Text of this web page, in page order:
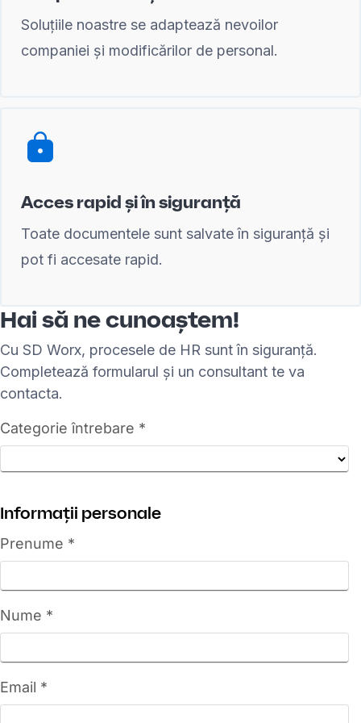
Soluțiile noastre se adaptează nevoilor
companiei și modificărilor de personal.
Acces rapid și în siguranță
Toate documentele sunt salvate în siguranță și
pot fi accesate rapid.
Hai să ne cunoaștem!
Cu SD Worx, procesele de HR sunt în siguranță.
Completează formularul și un consultant te va
contacta.